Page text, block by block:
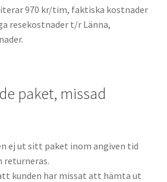
970 kr/tim, faktiska kostnader
resekostnader t/r Länna,
paket, missad
ej ut sitt paket inom angiven tid
returneras.
kunden har missat att hämta ut